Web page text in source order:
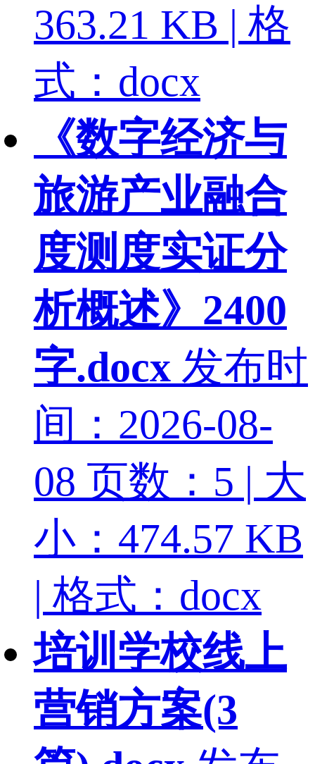
363.21 KB | 格
式：docx
《数字经济与
旅游产业融合
度测度实证分
析概述》2400
字.docx 发布时
间：2026-08-
08 页数：5 | 大
小：474.57 KB
| 格式：docx
培训学校线上
营销方案(3